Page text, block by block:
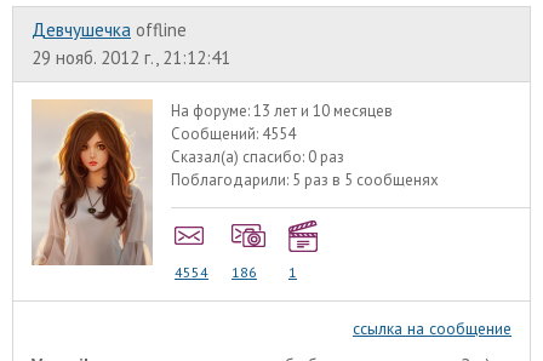
Девчушечка offline
29 нояб. 2012 г., 21:12:41
На форуме:13 лет и 10 месяцев
Сообщений: 4554
Сказал(а) спасибо: 0 раз
Поблагодарили: 5 раз в 5 сообщенях
4554 186 1
ссылка на сообщение